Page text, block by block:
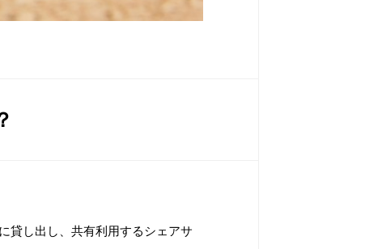
貸し出し、共有利用するシェアサ